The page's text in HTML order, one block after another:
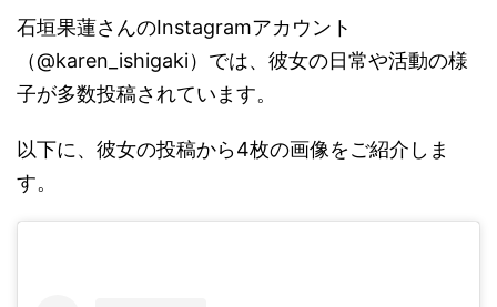
石垣果蓮さんのInstagramアカウント
（@karen_ishigaki）では、彼女の日常や活動の様
子が多数投稿されています。
以下に、彼女の投稿から4枚の画像をご紹介しま
す。​